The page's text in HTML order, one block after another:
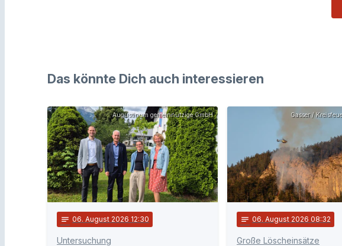
Das könnte Dich auch interessieren
Augustinum gemeinnützige GmbH
notes 06. August 2026 12:30
Untersuchung
Gasser /
notes 06. August 2026 08:32
Große Löscheinsätze